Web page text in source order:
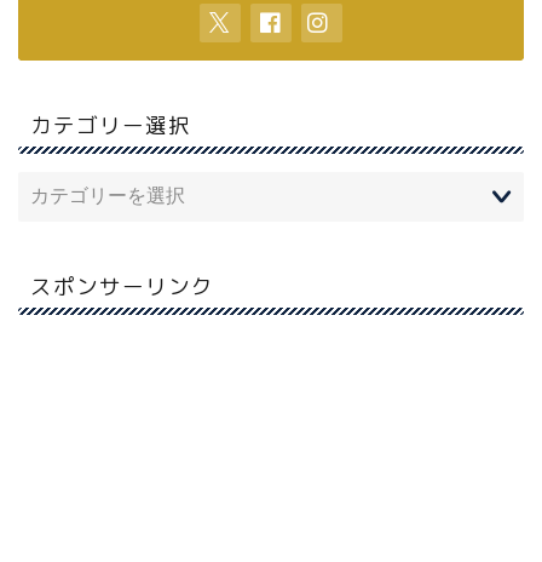
カテゴリー選択
スポンサーリンク